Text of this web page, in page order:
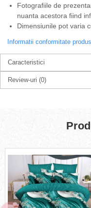
Fotografiile de
nuanta acestora fiind
Dimensiunile pot varia
Informatii conformitate produs
Caracteristici
Review-uri (0)